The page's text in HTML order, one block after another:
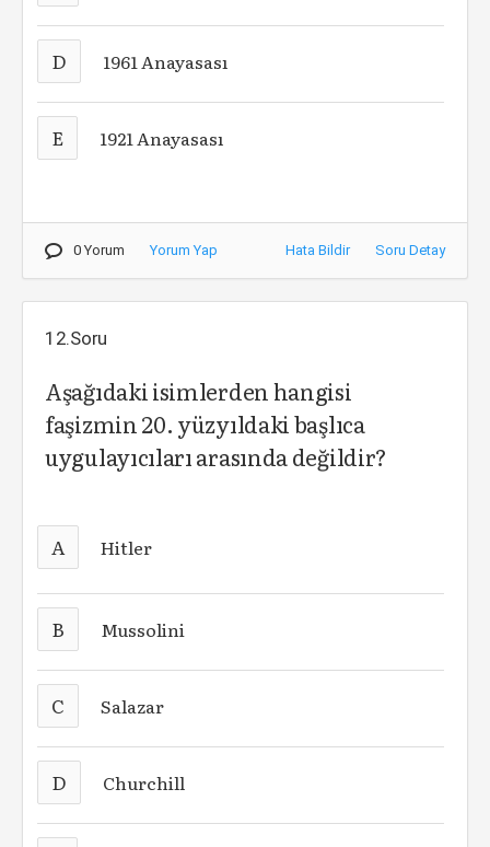
D 1961 Anayasası
E 1921 Anayasası
0 Yorum Yorum Yap Hata Bildir Soru Detay
12.Soru
Aşağıdaki isimlerden hangisi
faşizmin 20. yüzyıldaki başlıca
uygulayıcıları arasında değildir?
A Hitler
B Mussolini
C Salazar
D Churchill